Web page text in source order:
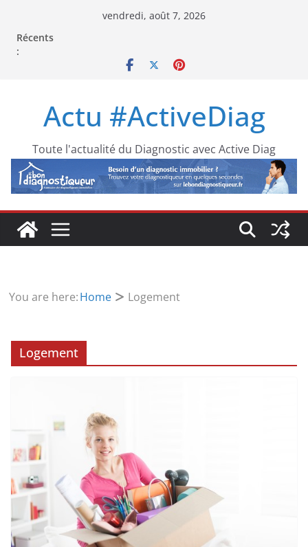
contenu
vendredi, août 7, 2026
Récents
:
Actu #ActiveDiag
Toute l'actualité du Diagnostic avec Active Diag
You are here:Home Logement
Logement